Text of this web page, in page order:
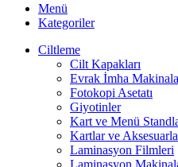
Menü
Kategoriler
Ciltleme
Cilt Kapakları
Evrak İmha
Fotokopi Asetatı
Giyotinler
Kart ve Menü
Kartlar ve
Laminasyon Filmleri
Laminasyon